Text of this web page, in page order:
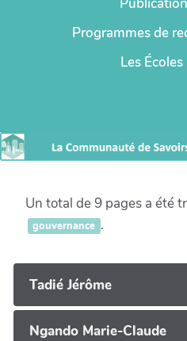
Programmes de
Les Écoles
Un total de 9 pages a été
gouvernance .
Tadié Jérôme
Ngando Marie-Claude